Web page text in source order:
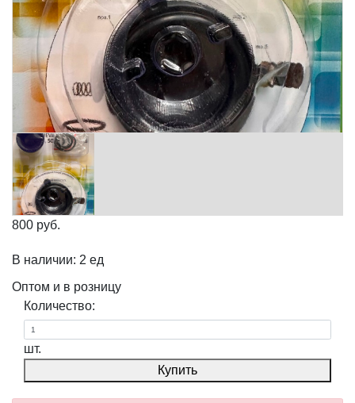
800 руб.
В наличии: 2 ед
Оптом и в розницу
Количество:
шт.
Купить